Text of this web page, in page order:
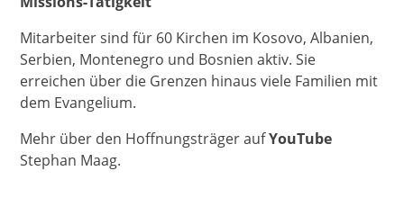
Mitarbeiter sind für 60 Kirchen im Kosovo, Albanien,
Serbien, Montenegro und Bosnien aktiv. Sie
erreichen über die Grenzen hinaus viele Familien mit
dem Evangelium.
Mehr über den Hoffnungsträger aufYouTube
Stephan Maag.